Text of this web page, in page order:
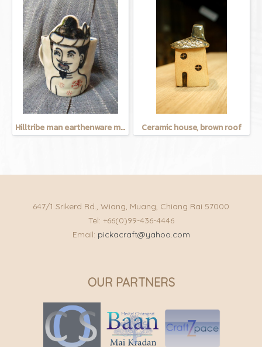
Hilltribe man earthenware mug Ceramic house, brown roof
647/1 Srikerd Rd., Wiang, Muang, Chiang Rai 57000
Tel: +66(0)99-436-4446
Email: pickacraft@yahoo.com
OUR PARTNERS